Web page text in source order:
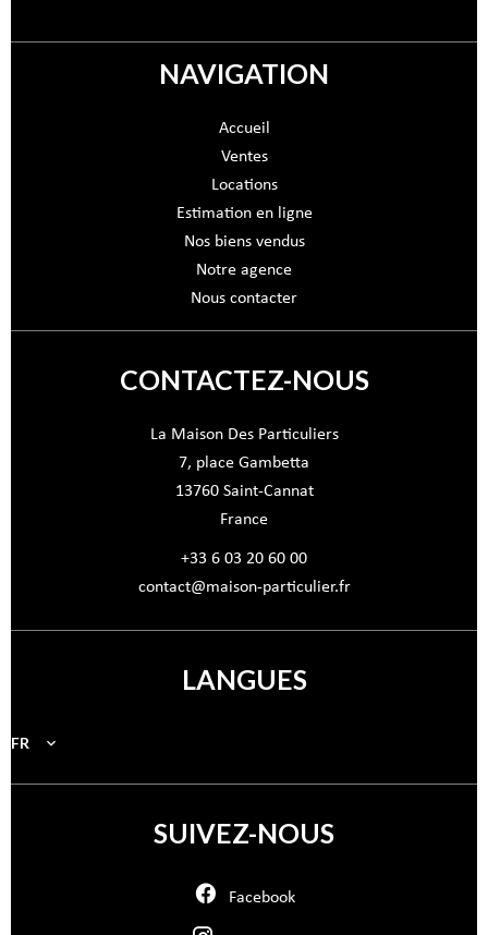
NAVIGATION
Accueil
Ventes
Locations
Estimation en ligne
Nos biens vendus
Notre agence
Nous contacter
CONTACTEZ-NOUS
La Maison Des Particuliers
7, place Gambetta
13760Saint-Cannat
France
+33 6 03 20 60 00
contact@maison-particulier.fr
LANGUES
FR
SUIVEZ-NOUS
Facebook